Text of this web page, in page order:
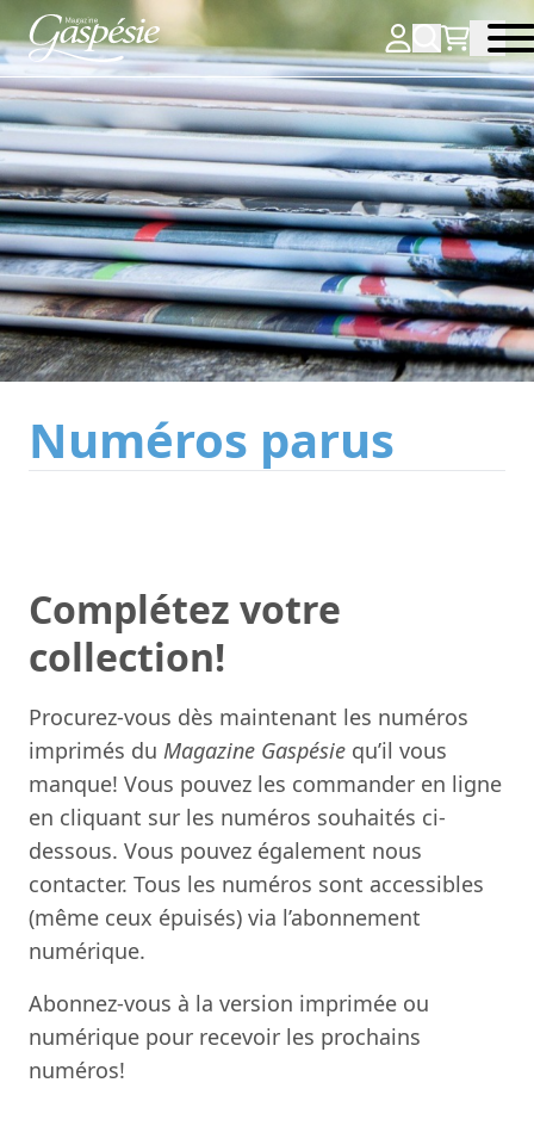
Numéros parus
Complétez votre
collection!
Procurez-vous dès maintenant les numéros
imprimés du Magazine Gaspésie qu’il vous
manque! Vous pouvez les commander en ligne
en cliquant sur les numéros souhaités ci-
dessous. Vous pouvez également nous
contacter. Tous les numéros sont accessibles
(même ceux épuisés) via l’abonnement
numérique.
Abonnez-vous à la version imprimée ou
numérique pour recevoir les prochains
numéros!